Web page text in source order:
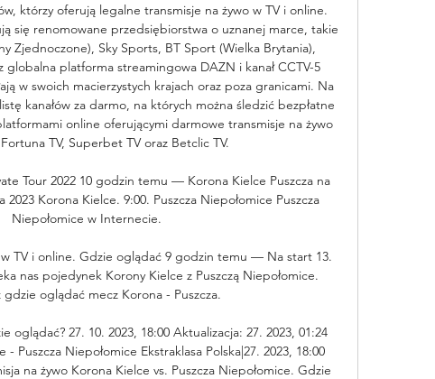
którzy oferują legalne transmisje na żywo w TV i online.
się renomowane przedsiębiorstwa o uznanej marce, takie
Zjednoczone), Sky Sports, BT Sport (Wielka Brytania),
globalna platforma streamingowa DAZN i kanał CCTV-5
w swoich macierzystych krajach oraz poza granicami. Na
kanałów za darmo, na których można śledzić bezpłatne
online oferującymi darmowe transmisje na żywo
Fortuna TV, Superbet TV oraz Betclic TV.
Tour 2022 10 godzin temu — Korona Kielce Puszcza na
Korona Kielce. 9:00. Puszcza Niepołomice Puszcza
Niepołomice w Internecie.
w TV i online. Gdzie oglądać 9 godzin temu — Na start 13.
nas pojedynek Korony Kielce z Puszczą Niepołomice.
gdzie oglądać mecz Korona - Puszcza.
oglądać? 27. 10. 2023, 18:00 Aktualizacja: 27. 2023, 01:24
Puszcza Niepołomice Ekstraklasa Polska|27. 2023, 18:00
na żywo Korona Kielce vs. Puszcza Niepołomice. Gdzie